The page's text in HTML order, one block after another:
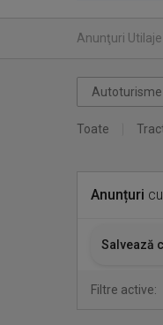
Anunţuri Utilaje
Autoturisme
Toate
Anunțuri cu
Salvează
Filtre active: